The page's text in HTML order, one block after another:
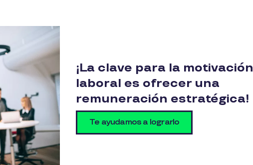
¡La clave para la motivación
laboral es ofrecer una
remuneración estratégica!
Te ayudamos a lograrlo